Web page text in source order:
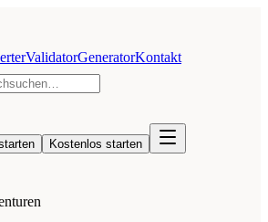
ValidatorGeneratorKontakt
Kostenlos starten